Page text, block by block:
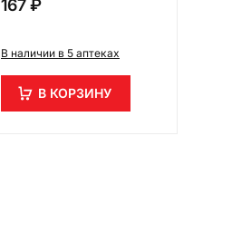
167 ₽
В наличии в 5 аптеках
В КОРЗИНУ